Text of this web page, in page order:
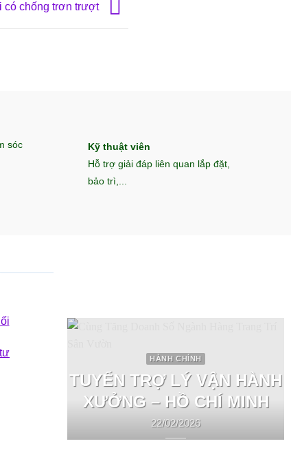
có chống trơn trượt
sóc
Kỹ thuật viên
Hỗ trợ giải đáp liên quan lắp đặt,
bảo trì,...
HÀNH CHÍNH
TUYỂN TRỢ LÝ VẬN HÀNH
XƯỞNG – HỒ CHÍ MINH
22/02/2026